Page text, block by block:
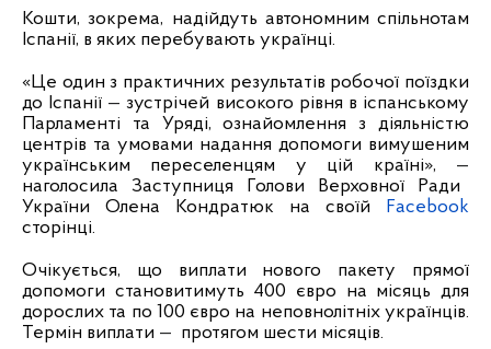
Кошти, зокрема, надійдуть автономним спільнотам
Іспанії, в яких перебувають українці.
«Це один з практичних результатів робочої поїздки
до Іспанії — зустрічей високого рівня в іспанському
Парламенті та Уряді, ознайомлення з діяльністю
центрів та умовами надання допомоги вимушеним
українським переселенцям у цій країні», —
наголосила Заступниця Голови Верховної Ради
України Олена Кондратюк на своїй
Facebook
сторінці.
Очікується, що виплати нового пакету прямої
допомоги становитимуть 400 євро на місяць для
дорослих та по 100 євро на неповнолітніх українців.
Термін виплати — протягом шести місяців.